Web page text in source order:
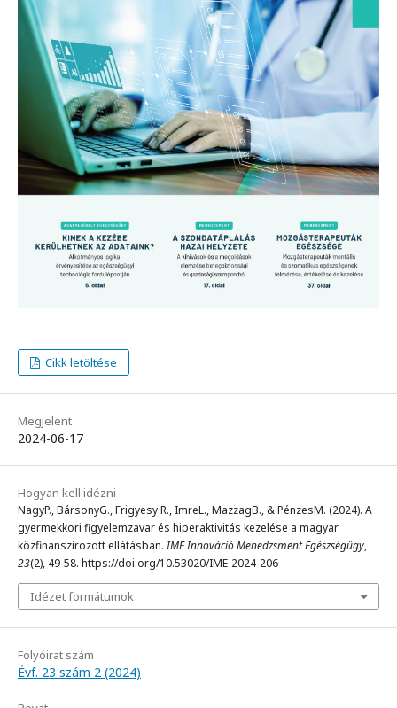
Cikk letöltése
Megjelent
2024-06-17
Hogyan kell idézni
NagyP., BársonyG., Frigyesy R., ImreL., MazzagB., & PénzesM. (2024). A
gyermekkori figyelemzavar és hiperaktivitás kezelése a magyar
közfinanszírozott ellátásban.IME Innováció Menedzsment Egészségügy,
23(2), 49-58. https://doi.org/10.53020/IME-2024-206
Idézet formátumok
Folyóirat szám
Évf. 23 szám 2 (2024)